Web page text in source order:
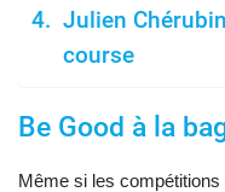
Julien
course
Be Good à la
Même si les